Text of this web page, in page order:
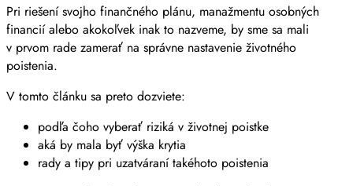
Pri riešení svojho finančného plánu, manažmentu osobných
financií alebo akokoľvek inak to nazveme, by sme sa mali
v prvom rade zamerať na správne nastavenie životného
poistenia.
V tomto článku sa preto dozviete:
podľa čoho vyberať riziká v životnej poistke
aká by mala byť výška krytia
rady a tipy pri uzatváraní takéhoto poistenia